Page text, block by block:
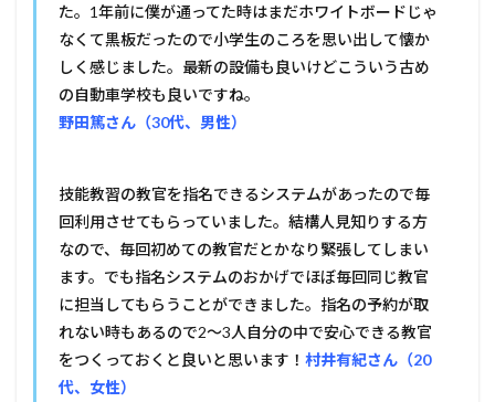
た。1年前に僕が通ってた時はまだホワイトボードじゃ
なくて黒板だったので小学生のころを思い出して懐か
しく感じました。最新の設備も良いけどこういう古め
の自動車学校も良いですね。
野田篤さん（30代、男性）
技能教習の教官を指名できるシステムがあったので毎
回利用させてもらっていました。結構人見知りする方
なので、毎回初めての教官だとかなり緊張してしまい
ます。でも指名システムのおかげでほぼ毎回同じ教官
に担当してもらうことができました。指名の予約が取
れない時もあるので2〜3人自分の中で安心できる教官
をつくっておくと良いと思います！ 村井有紀さん（20
代、女性）